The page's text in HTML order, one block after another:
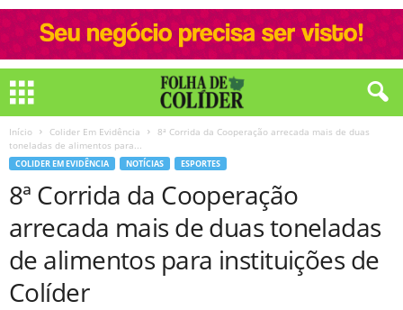
Início Colider Em Evidência
8ª Corrida da Cooperação arrecada mais de duas
toneladas de alimentos para...
COLIDER EM EVIDÊNCIA NOTÍCIAS ESPORTES
8ª Corrida da Cooperação
arrecada mais de duas toneladas
de alimentos para instituições de
Colíder